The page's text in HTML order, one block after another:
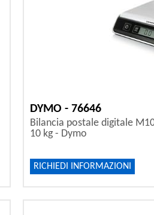
DYMO - 76646
Bilancia postale digitale
10 kg - Dymo
RICHIEDI INFORMAZIONI